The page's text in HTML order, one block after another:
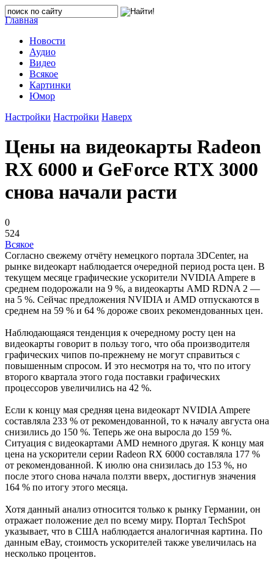
Главная
Новости
Аудио
Видео
Всякое
Картинки
Юмор
Настройки Настройки Наверх
Цены на видеокарты Radeon
RX 6000 и GeForce RTX 3000
снова начали расти
0
524
Всякое
Согласно свежему отчёту немецкого портала 3DCenter, на
рынке видеокарт наблюдается очередной период роста цен. В
текущем месяце графические ускорители NVIDIA Ampere в
среднем подорожали на 9 %, а видеокарты AMD RDNA 2 —
на 5 %. Сейчас предложения NVIDIA и AMD отпускаются в
среднем на 59 % и 64 % дороже своих рекомендованных цен.
Наблюдающаяся тенденция к очередному росту цен на
видеокарты говорит в пользу того, что оба производителя
графических чипов по-прежнему не могут справиться с
повышенным спросом. И это несмотря на то, что по итогу
второго квартала этого года поставки графических
процессоров увеличились на 42 %.
Если к концу мая средняя цена видеокарт NVIDIA Ampere
составляла 233 % от рекомендованной, то к началу августа она
снизились до 150 %. Теперь же она выросла до 159 %.
Ситуация с видеокартами AMD немного другая. К концу мая
цена на ускорители серии Radeon RX 6000 составляла 177 %
от рекомендованной. К июлю она снизилась до 153 %, но
после этого снова начала ползти вверх, достигнув значения
164 % по итогу этого месяца.
Хотя данный анализ относится только к рынку Германии, он
отражает положение дел по всему миру. Портал TechSpot
указывает, что в США наблюдается аналогичная картина. По
данным eBay, стоимость ускорителей также увеличилась на
несколько процентов.